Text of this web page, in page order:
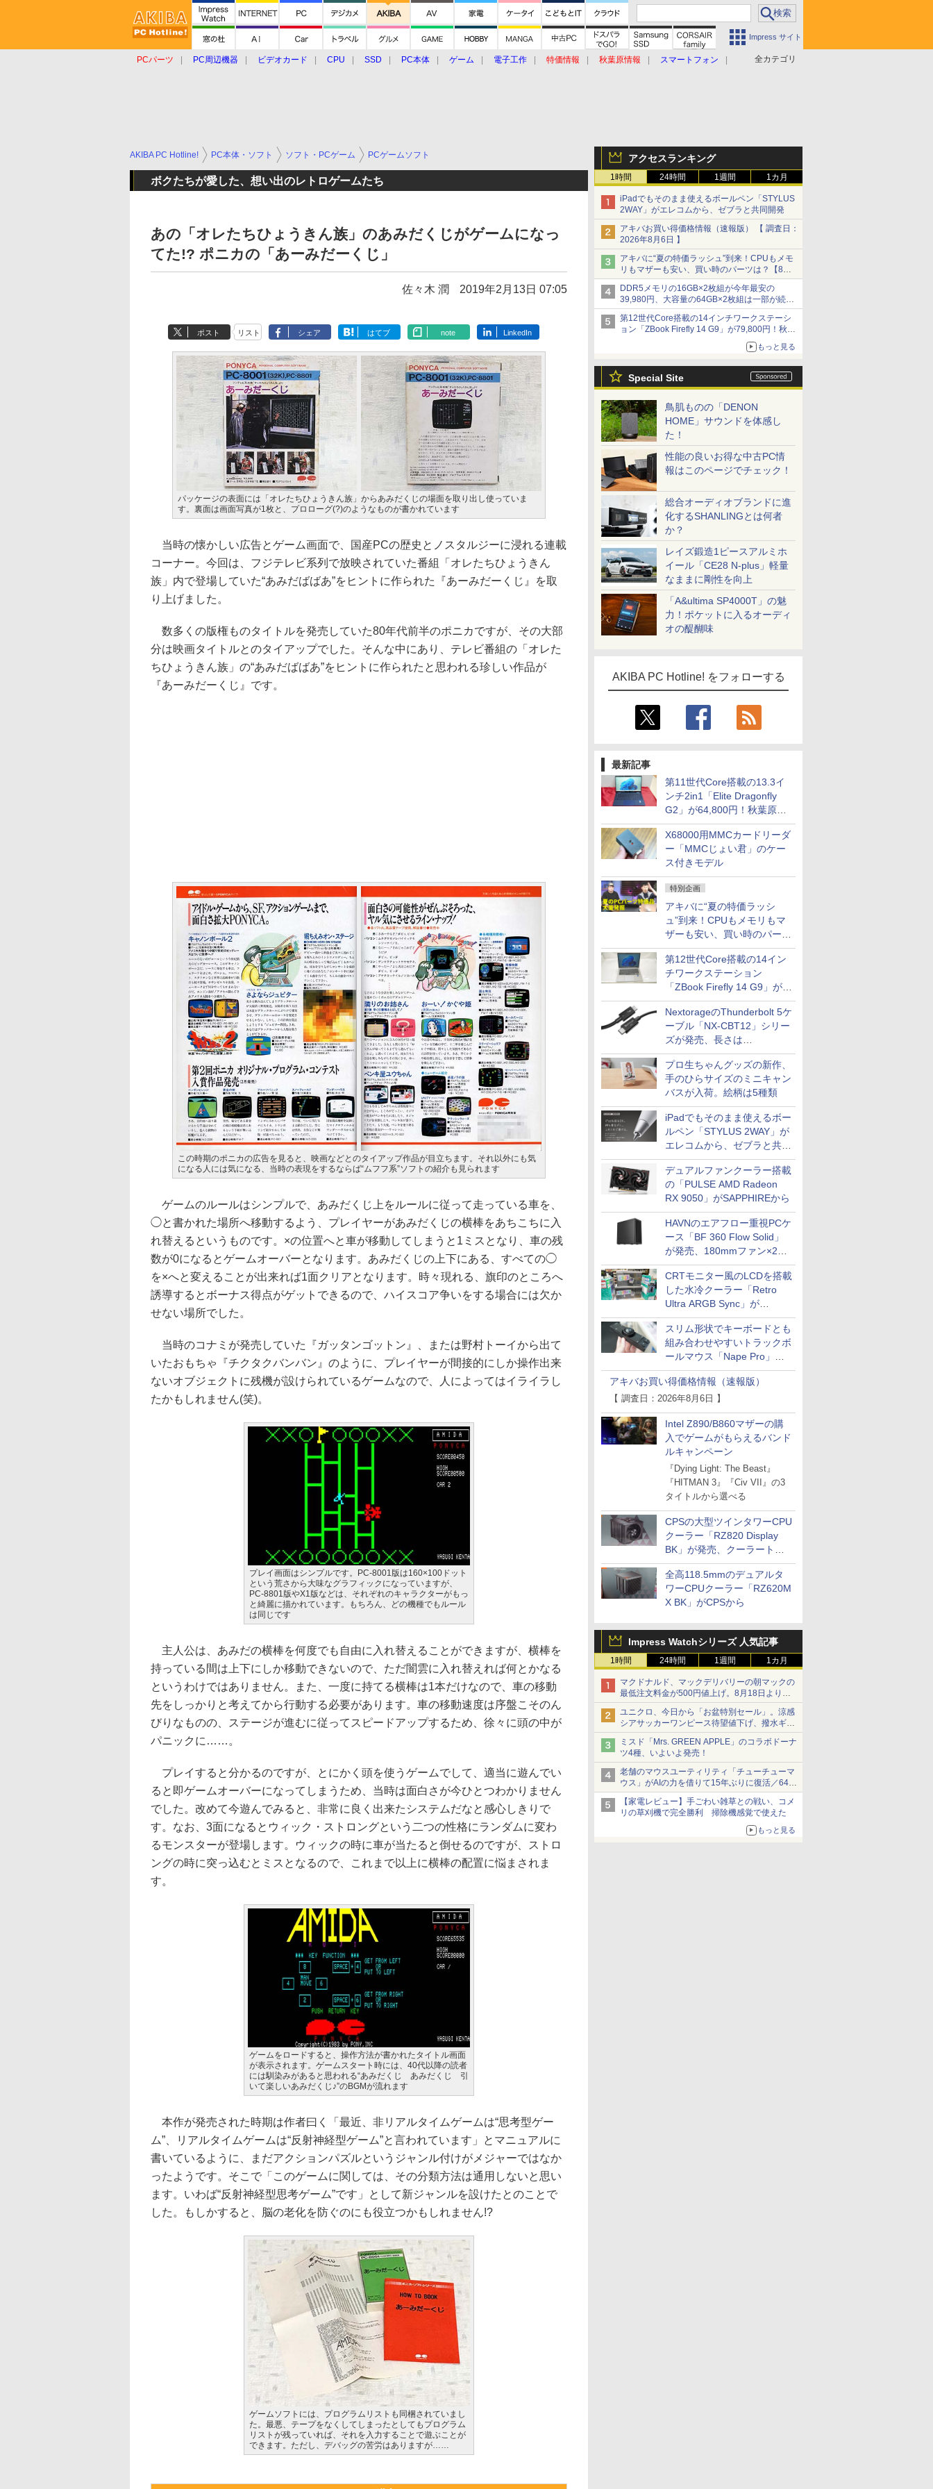
Impress サイト
全カテゴリ
PCパーツ PC周辺機器 ビデオカード CPU SSD PC本体 ゲーム 電子工作 特価情報 秋葉原情報
スマートフォン
アクセスランキング
1時間 24時間 1週間 1カ月
iPadでもそのまま使えるボールペン「STYLUS
2WAY」がエレコムから、ゼブラと共同開発
アキバお買い得価格情報（速報版） 【 調査日：
2026年8月6日 】
アキバに“夏の特価ラッシュ”到来！CPUもメモ
リもマザーも安い、買い時のパーツは？【8月7
日(金)22時配信】
DDR5メモリの16GB×2枚組が今年最安の
39,980円、大容量の64GB×2枚組は一部が続騰
[8月前半のメモリ価格]
第12世代Core搭載の14インチワークステーシ
ョン「ZBook Firefly 14 G9」が79,800円！秋葉
もっと見る
Special Site
鳥肌ものの「DENON
HOME」サウンドを体感し
た！
性能の良いお得な中古PC情
報はこのページでチェック！
総合オーディオブランドに進
化するSHANLINGとは何者
か？
レイズ鍛造1ピースアルミホ
イール「CE28 N-plus」軽量
なままに剛性を向上
「A&ultima SP4000T」の魅
力！ポケットに入るオーディ
オの醍醐味
AKIBA PC Hotline! をフォローする
最新記事
第11世代Core搭載の13.3イ
ンチ2in1「Elite Dragonfly
G2」が64,800円！秋葉原で
中古PCセール
X68000用MMCカードリーダ
ー「MMCじょい君」のケー
ス付きモデル
特別企画
アキバに“夏の特価ラッシ
ュ”到来！CPUもメモリもマ
ザーも安い、買い時のパーツ
は？【8月7日(金)22時配信】
第12世代Core搭載の14イン
チワークステーション
「ZBook Firefly 14 G9」が
79,800円！秋葉原で中古PC
セール
NextorageのThunderbolt 5ケ
ーブル「NX-CBT12」シリー
ズが発売、長さは
30cm/50cm/1mの3種類
プロ生ちゃんグッズの新作、
手のひらサイズのミニキャン
バスが入荷。絵柄は5種類
iPadでもそのまま使えるボー
ルペン「STYLUS 2WAY」が
エレコムから、ゼブラと共同
開発
デュアルファンクーラー搭載
の「PULSE AMD Radeon
RX 9050」がSAPPHIREから
HAVNのエアフロー重視PCケ
ース「BF 360 Flow Solid」
が発売、180mmファン×2搭
載
CRTモニター風のLCDを搭載
した水冷クーラー「Retro
Ultra ARGB Sync」が
Thermaltakeから
スリム形状でキーボードとも
組み合わせやすいトラックボ
ールマウス「Nape Pro」が
Keychronから
アキバお買い得価格情報（速報版）
【 調査日：2026年8月6日 】
Intel Z890/B860マザーの購
入でゲームがもらえるバンド
ルキャンペーン
『Dying Light: The Beast』
『HITMAN 3』『Civ VII』の3
タイトルから選べる
CPSの大型ツインタワーCPU
クーラー「RZ820 Display
BK」が発売、クーラートッ
プに5インチ液晶搭載
全高118.5mmのデュアルタ
ワーCPUクーラー「RZ620M
X BK」がCPSから
Impress Watchシリーズ 人気記事
1時間 24時間 1週間 1カ月
マクドナルド、マックデリバリーの朝マックの
最低注文料金が500円値上げ。8月18日より
1,500円から受付
ユニクロ、今日から「お盆特別セール」。涼感
シアサッカーワンピース待望値下げ、撥水ギア
ショーツは1990円に
ミスド「Mrs. GREEN APPLE」のコラボドーナ
ツ4種、いよいよ発売！
老舗のマウスユーティリティ「チューチューマ
ウス」がAIの力を借りて15年ぶりに復活／64bit
化、Windows 10/11、「Chrome」も走り回
る。復活記念で2026年末まで500円
【家電レビュー】手ごわい雑草との戦い、コメ
リの草刈機で完全勝利 掃除機感覚で使えた
もっと見る
AKIBA PC Hotline! PC本体・ソフト ソフト・PCゲーム PCゲームソフト
ボクたちが愛した、想い出のレトロゲームたち
あの「オレたちひょうきん族」のあみだくじがゲームになっ
てた!? ポニカの「あーみだーくじ」
佐々木 潤 2019年2月13日 07:05
ポスト リスト シェア はてブ note LinkedIn
パッケージの表面には「オレたちひょうきん族」からあみだくじの場面を取り出し使っていま
す。裏面は画面写真が1枚と、プロローグ(?)のようなものが書かれています
当時の懐かしい広告とゲーム画面で、国産PCの歴史とノスタルジーに浸れる連載
コーナー。今回は、フジテレビ系列で放映されていた番組「オレたちひょうきん
族」内で登場していた“あみだばばあ”をヒントに作られた『あーみだーくじ』を取
り上げました。
数多くの版権ものタイトルを発売していた80年代前半のポニカですが、その大部
分は映画タイトルとのタイアップでした。そんな中にあり、テレビ番組の「オレた
ちひょうきん族」の“あみだばばあ”をヒントに作られたと思われる珍しい作品が
『あーみだーくじ』です。
この時期のポニカの広告を見ると、映画などとのタイアップ作品が目立ちます。それ以外にも気
になる人には気になる、当時の表現をするならば“ムフフ系”ソフトの紹介も見られます
ゲームのルールはシンプルで、あみだくじ上をルールに従って走っている車を、
◯と書かれた場所へ移動するよう、プレイヤーがあみだくじの横棒をあちこちに入
れ替えるというものです。×の位置へと車が移動してしまうと1ミスとなり、車の残
数が0になるとゲームオーバーとなります。あみだくじの上下にある、すべての◯
を×へと変えることが出来れば1面クリアとなります。時々現れる、旗印のところへ
誘導するとボーナス得点がゲットできるので、ハイスコア争いをする場合には欠か
せない場所でした。
当時のコナミが発売していた『ガッタンゴットン』、または野村トーイから出て
いたおもちゃ『チクタクバンバン』のように、プレイヤーが間接的にしか操作出来
ないオブジェクトに残機が設けられているゲームなので、人によってはイライラし
たかもしれません(笑)。
プレイ画面はシンプルです。PC-8001版は160×100ドット
という荒さから大味なグラフィックになっていますが、
PC-8801版やX1版などは、それぞれのキャラクターがもっ
と綺麗に描かれています。もちろん、どの機種でもルール
は同じです
主人公は、あみだの横棒を何度でも自由に入れ替えることができますが、横棒を
持っている間は上下にしか移動できないので、ただ闇雲に入れ替えれば何とかなる
というわけではありません。また、一度に持てる横棒は1本だけなので、車の移動
先をしっかりと考えてから行動する必要があります。車の移動速度は序盤こそのん
びりなものの、ステージが進むに従ってスピードアップするため、徐々に頭の中が
パニックに……。
プレイすると分かるのですが、とにかく頭を使うゲームでして、適当に遊んでい
ると即ゲームオーバーになってしまうため、当時は面白さが今ひとつわかりません
でした。改めて今遊んでみると、非常に良く出来たシステムだなと感心しきりで
す。なお、3面になるとウィック・ストロングという二つの性格にランダムに変わ
るモンスターが登場します。ウィックの時に車が当たると倒せるのですが、ストロ
ングの時に突っ込むとミスとなるので、これまで以上に横棒の配置に悩まされま
す。
ゲームをロードすると、操作方法が書かれたタイトル画面
が表示されます。ゲームスタート時には、40代以降の読者
には馴染みがあると思われる“あみだくじ あみだくじ 引
いて楽しいあみだくじ♪”のBGMが流れます
本作が発売された時期は作者曰く「最近、非リアルタイムゲームは“思考型ゲー
ム”、リアルタイムゲームは“反射神経型ゲーム”と言われています」とマニュアルに
書いているように、まだアクションパズルというジャンル付けがメジャーではなか
ったようです。そこで「このゲームに関しては、その分類方法は通用しないと思い
ます。いわば“反射神経型思考ゲーム”です」として新ジャンルを設けたとのことで
した。もしかすると、脳の老化を防ぐのにも役立つかもしれません!?
ゲームソフトには、プログラムリストも同梱されていまし
た。最悪、テープをなくしてしまったとしてもプログラム
リストが残っていれば、それを入力することで遊ぶことが
できます。ただし、デバッグの苦労はありますが……